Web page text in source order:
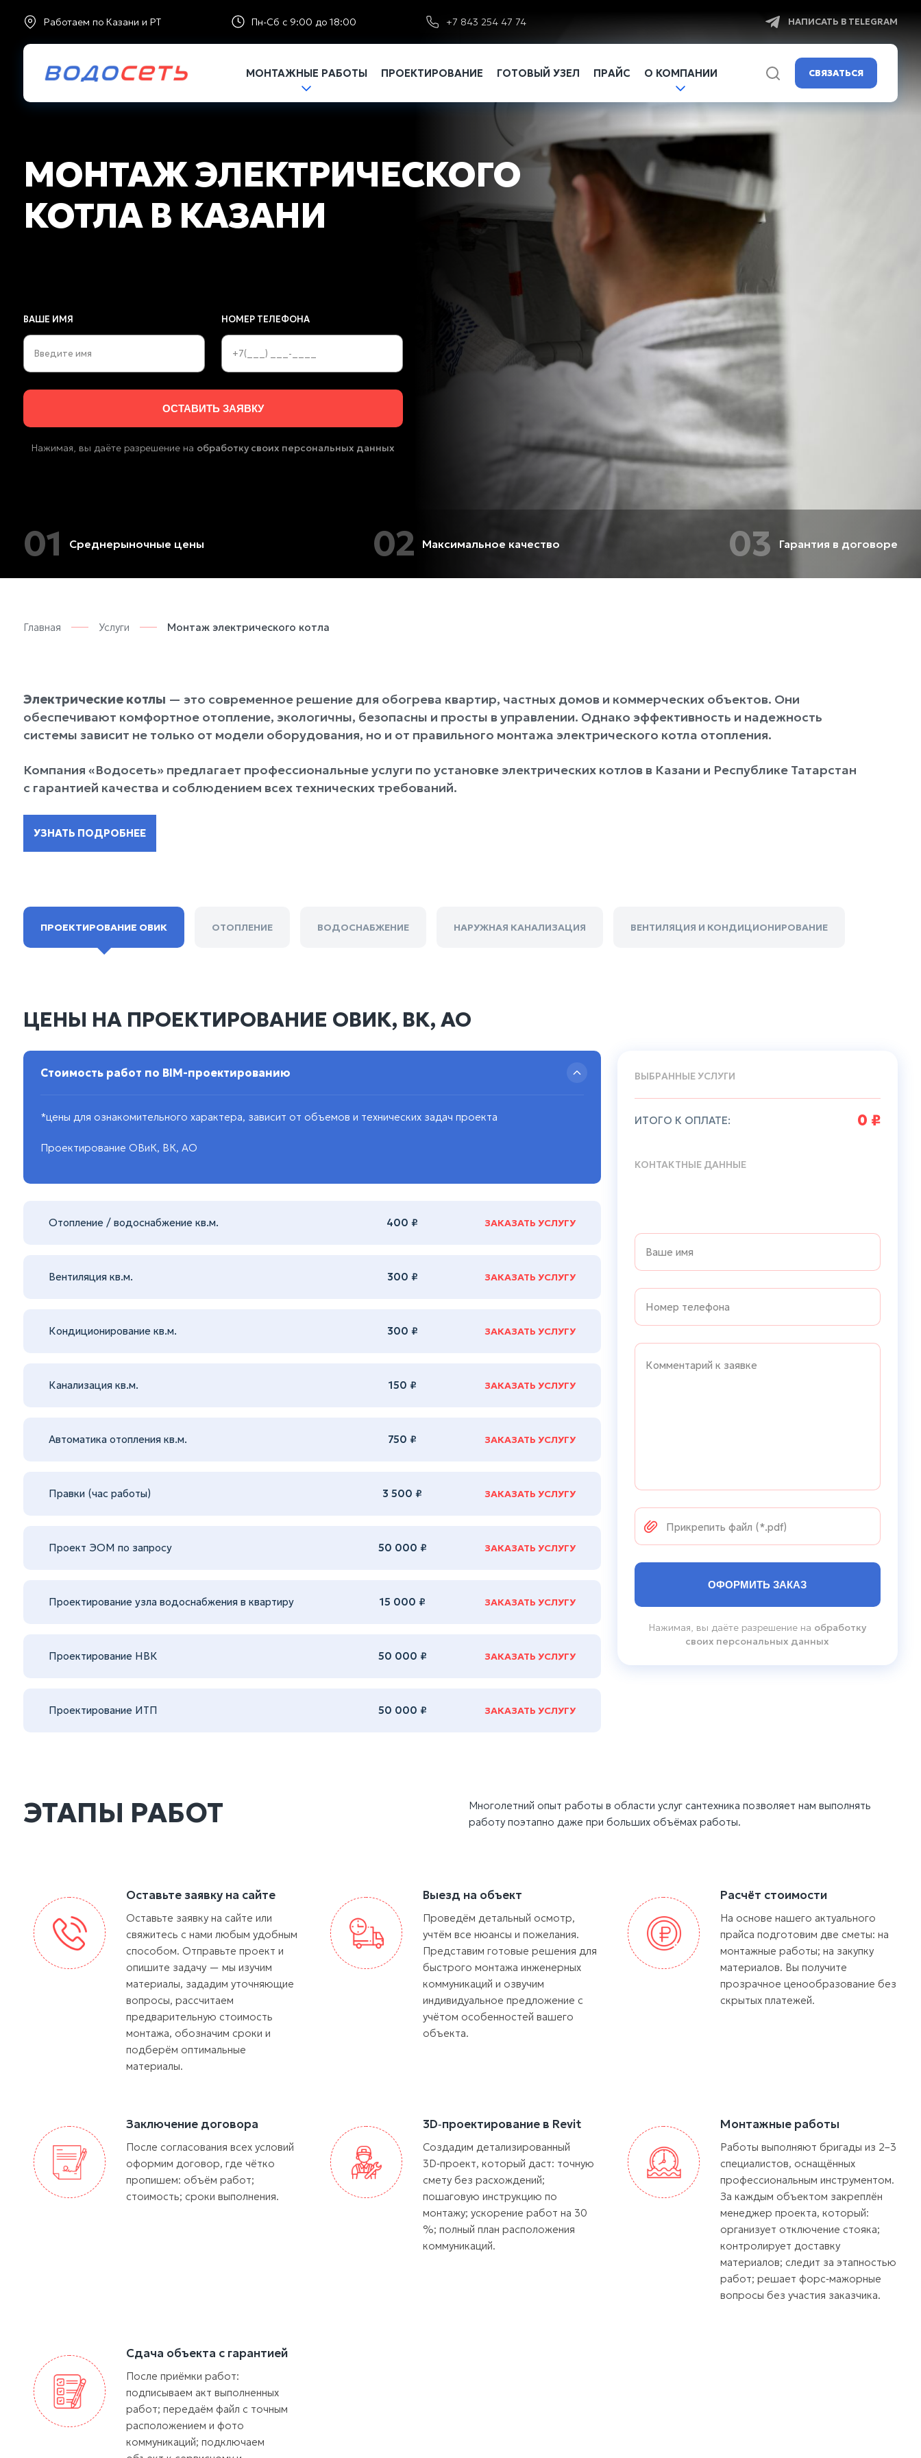
Работаем по Казани и РТ Пн-Сб с 9:00 до 18:00 +7 843 254 47 74 НАПИСАТЬ В TELEGRAM
МОНТАЖНЫЕ РАБОТЫ ПРОЕКТИРОВАНИЕ ГОТОВЫЙ УЗЕЛ ПРАЙС О КОМПАНИИ СВЯЗАТЬСЯ
МОНТАЖ ЭЛЕКТРИЧЕСКОГО
КОТЛА В КАЗАНИ
ВАШЕ ИМЯ НОМЕР ТЕЛЕФОНА
Нажимая, вы даёте разрешение на обработку своих персональных данных
01 Среднерыночные цены 02 Максимальное качество 03 Гарантия в договоре
Главная Услуги Монтаж электрического котла
Электрические котлы — это современное решение для обогрева квартир, частных домов и коммерческих объектов. Они
обеспечивают комфортное отопление, экологичны, безопасны и просты в управлении. Однако эффективность и надежность
системы зависит не только от модели оборудования, но и от правильного монтажа электрического котла отопления.
Компания «Водосеть» предлагает профессиональные услуги по установке электрических котлов в Казани и Республике Татарстан
с гарантией качества и соблюдением всех технических требований.
УЗНАТЬ ПОДРОБНЕЕ
ПРОЕКТИРОВАНИЕ ОВИК ОТОПЛЕНИЕ ВОДОСНАБЖЕНИЕ НАРУЖНАЯ КАНАЛИЗАЦИЯ ВЕНТИЛЯЦИЯ И КОНДИЦИОНИРОВАНИЕ
ЦЕНЫ НА ПРОЕКТИРОВАНИЕ ОВИК, ВК, АО
Стоимость работ по BIM-проектированию
*цены для ознакомительного характера, зависит от объемов и технических задач проекта
Проектирование ОВиК, ВК, АО
Отопление / водоснабжение кв.м. 400 ₽ ЗАКАЗАТЬ УСЛУГУ
Вентиляция кв.м. 300 ₽ ЗАКАЗАТЬ УСЛУГУ
Кондиционирование кв.м. 300 ₽ ЗАКАЗАТЬ УСЛУГУ
Канализация кв.м. 150 ₽ ЗАКАЗАТЬ УСЛУГУ
Автоматика отопления кв.м. 750 ₽ ЗАКАЗАТЬ УСЛУГУ
Правки (час работы) 3 500 ₽ ЗАКАЗАТЬ УСЛУГУ
Проект ЭОМ по запросу 50 000 ₽ ЗАКАЗАТЬ УСЛУГУ
Проектирование узла водоснабжения в квартиру 15 000 ₽ ЗАКАЗАТЬ УСЛУГУ
Проектирование НВК 50 000 ₽ ЗАКАЗАТЬ УСЛУГУ
Проектирование ИТП 50 000 ₽ ЗАКАЗАТЬ УСЛУГУ
ВЫБРАННЫЕ УСЛУГИ
0 ₽
КОНТАКТНЫЕ ДАННЫЕ
Прикрепить файл (*.pdf)
Нажимая, вы даёте разрешение на обработку
своих персональных данных
ЭТАПЫ РАБОТ
Многолетний опыт работы в области услуг сантехника позволяет нам выполнять
работу поэтапно даже при больших объёмах работы.
Оставьте заявку на сайте
Оставьте заявку на сайте или
свяжитесь с нами любым удобным
способом. Отправьте проект и
опишите задачу — мы изучим
материалы, зададим уточняющие
вопросы, рассчитаем
предварительную стоимость
монтажа, обозначим сроки и
подберём оптимальные
материалы.
Выезд на объект
Проведём детальный осмотр,
учтём все нюансы и пожелания.
Представим готовые решения для
быстрого монтажа инженерных
коммуникаций и озвучим
индивидуальное предложение с
учётом особенностей вашего
объекта.
Расчёт стоимости
На основе нашего актуального
прайса подготовим две сметы: на
монтажные работы; на закупку
материалов. Вы получите
прозрачное ценообразование без
скрытых платежей.
Заключение договора
После согласования всех условий
оформим договор, где чётко
пропишем: объём работ;
стоимость; сроки выполнения.
3D‑проектирование в Revit
Создадим детализированный
3D‑проект, который даст: точную
смету без расхождений;
пошаговую инструкцию по
монтажу; ускорение работ на 30
%; полный план расположения
коммуникаций.
Монтажные работы
Работы выполняют бригады из 2–3
специалистов, оснащённых
профессиональным инструментом.
За каждым объектом закреплён
менеджер проекта, который:
организует отключение стояка;
контролирует доставку
материалов; следит за этапностью
работ; решает форс‑мажорные
вопросы без участия заказчика.
Сдача объекта с гарантией
После приёмки работ:
подписываем акт выполненных
работ; передаём файл с точным
расположением и фото
коммуникаций; подключаем